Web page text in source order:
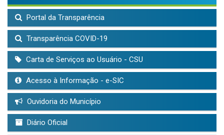
Portal da Transparência
Transparência COVID-19
Carta de Serviços ao Usuário - CSU
Acesso à Informação - e-SIC
Ouvidoria do Município
Diário Oficial